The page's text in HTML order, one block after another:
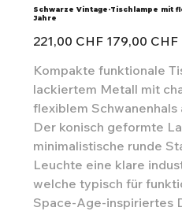
Schwarze Vintage-Tischlampe mit
Jahre
Ursprünglicher
Preis
221,00 CHF Angebotspreis
179,00 CHF
Kompakte funktionale
lackiertem Metall mit
flexiblem Schwanenhals
Der konisch geformte
minimalistische runde
Leuchte eine klare
welche typisch für
Space-Age-inspiriertes